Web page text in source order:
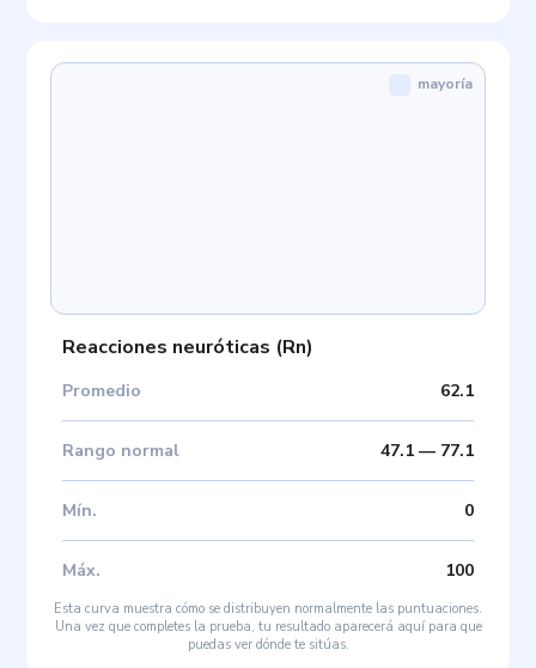
Reacciones neuróticas (Rn)
Promedio 62.1
Rango normal 47.1— 77.1
Mín. 0
Máx. 100
mayoría
Esta curva muestra cómo se distribuyen normalmente las puntuaciones.
Una vez que completes la prueba, tu resultado aparecerá aquí para que
puedas ver dónde te sitúas.